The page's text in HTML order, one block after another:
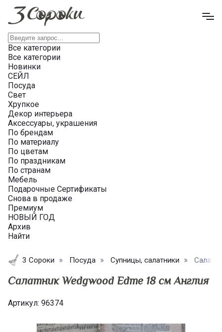
Все категории
Все категории
Новинки
СЕЙЛ
Посуда
Свет
Хрупкое
Декор интерьера
Аксессуары, украшения
По брендам
По материалу
По цветам
По праздникам
По странам
Мебель
Подарочные Сертификаты
Снова в продаже
Премиум
НОВЫЙ ГОД
Архив
Найти
3 Сороки Посуда Супницы, салатники
Салатник Wedgwood Edme 18 см Англия
Артикул: 96374